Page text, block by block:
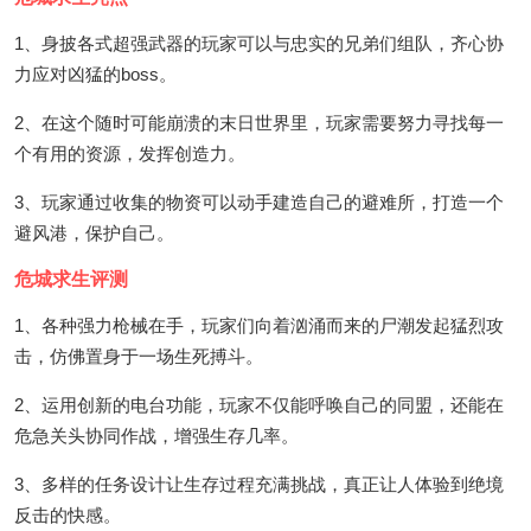
1、身披各式超强武器的玩家可以与忠实的兄弟们组队，齐心协
力应对凶猛的boss。
2、在这个随时可能崩溃的末日世界里，玩家需要努力寻找每一
个有用的资源，发挥创造力。
3、玩家通过收集的物资可以动手建造自己的避难所，打造一个
避风港，保护自己。
危城求生评测
1、各种强力枪械在手，玩家们向着汹涌而来的尸潮发起猛烈攻
击，仿佛置身于一场生死搏斗。
2、运用创新的电台功能，玩家不仅能呼唤自己的同盟，还能在
危急关头协同作战，增强生存几率。
3、多样的任务设计让生存过程充满挑战，真正让人体验到绝境
反击的快感。